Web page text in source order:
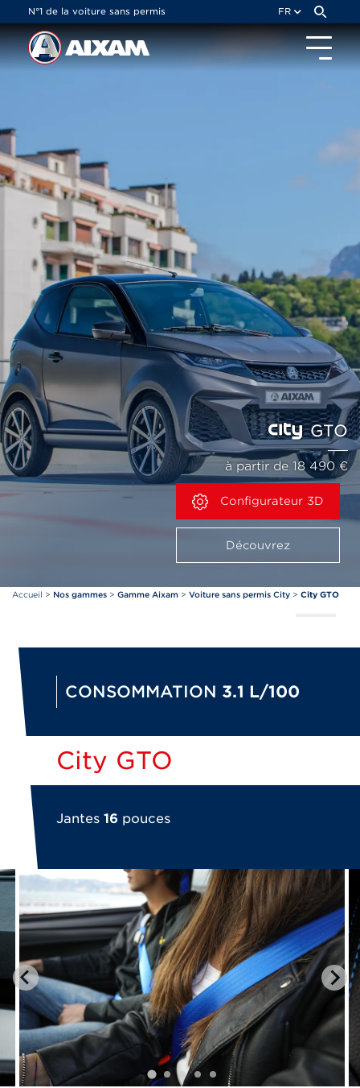
N°1 de la voiture sans permis FR
GTO
à partir de 18 490 €
Configurateur 3D
Découvrez
Accueil > Nos gammes > Gamme Aixam > Voiture sans permis City > City GTO
CONSOMMATION 3.1 L/100
City GTO
Jantes 16 pouces
Panneau de gestion des cookies